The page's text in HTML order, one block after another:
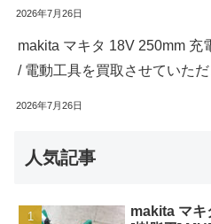
2026年7月26日
makita マキタ 18V 250mm 充
/ 電動工具を買取させていただ
2026年7月26日
人気記事
makita マキ